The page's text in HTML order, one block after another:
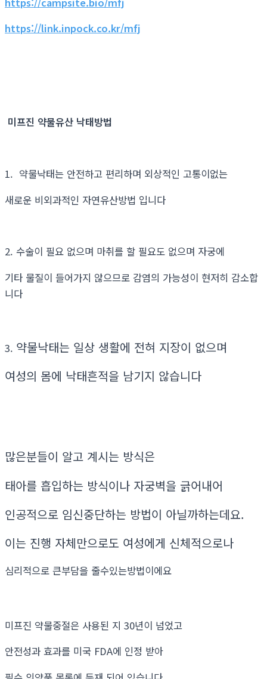
https://link.inpock.co.kr/mfj
미프진 약물유산 낙태방법
1. 약물낙태는 안전하고 편리하며 외상적인 고통이없는
새로운 비외과적인 자연유산방법 입니다
2. 수술이 필요 없으며 마취를 할 필요도 없으며 자궁에
기타 물질이 들어가지 않으므로 감염의 가능성이 현저히 감소합
니다
3. 약물낙태는 일상 생활에 전혀 지장이 없으며
여성의 몸에 낙태흔적을 남기지 않습니다
많은분들이 알고 계시는 방식은
태아를 흡입하는 방식이나 자궁벽을 긁어내어
인공적으로 임신중단하는 방법이 아닐까하는데요.
이는 진행 자체만으로도 여성에게 신체적으로나
심리적으로 큰부담을 줄수있는방법이에요
미프진 약물중절은 사용된 지 30년이 넘었고
안전성과 효과를 미국 FDA에 인정 받아